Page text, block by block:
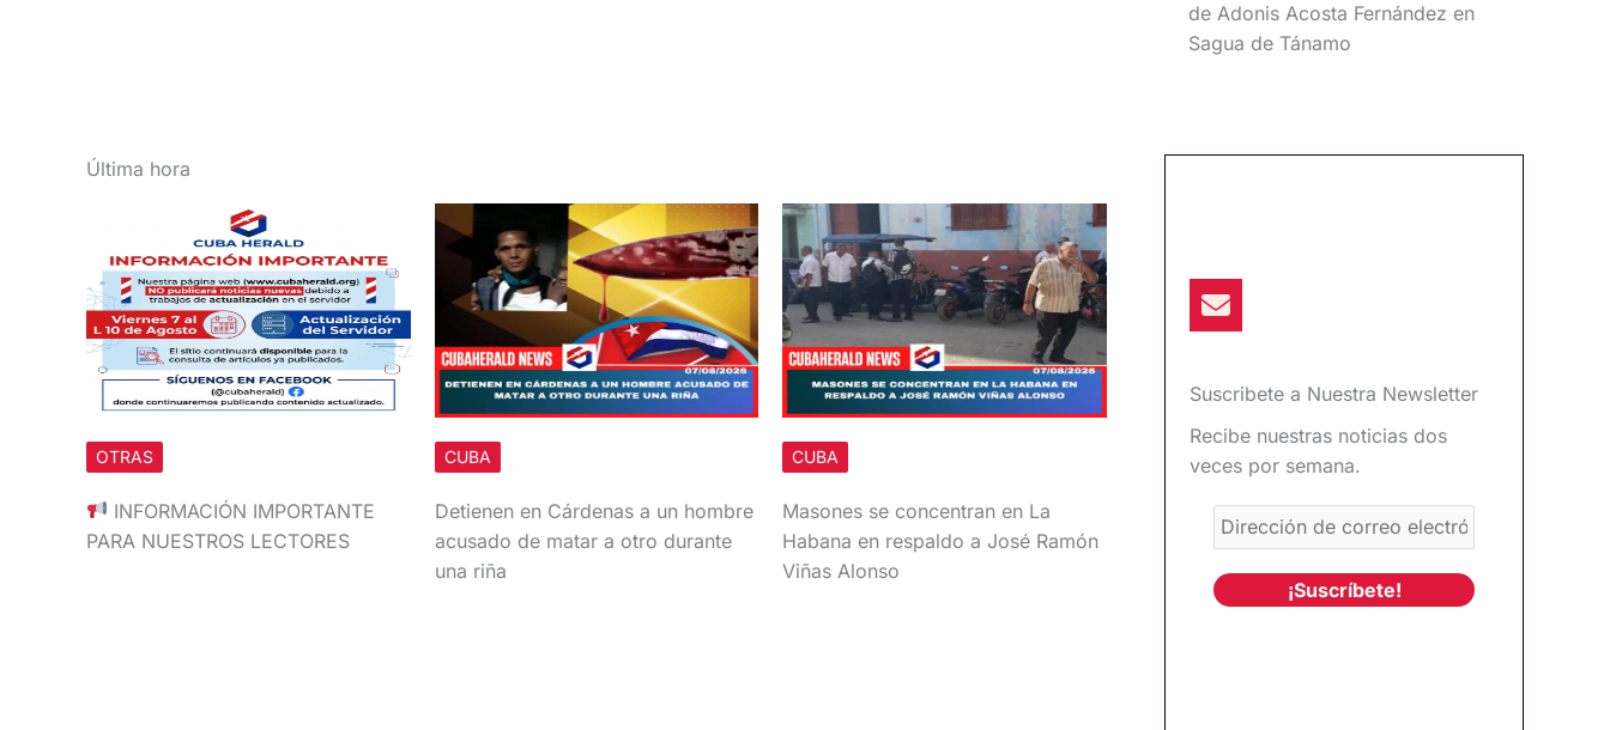
de Adonis Acosta Fernández en
Sagua de Tánamo
Última hora
OTRAS
INFORMACIÓN IMPORTANTE
PARA NUESTROS LECTORES
CUBA
Detienen en Cárdenas a un hombre
acusado de matar a otro durante
una riña
CUBA
Masones se concentran en La
Habana en respaldo a José Ramón
Viñas Alonso
Suscribete a Nuestra Newsletter
Recibe nuestras noticias dos
veces por semana.